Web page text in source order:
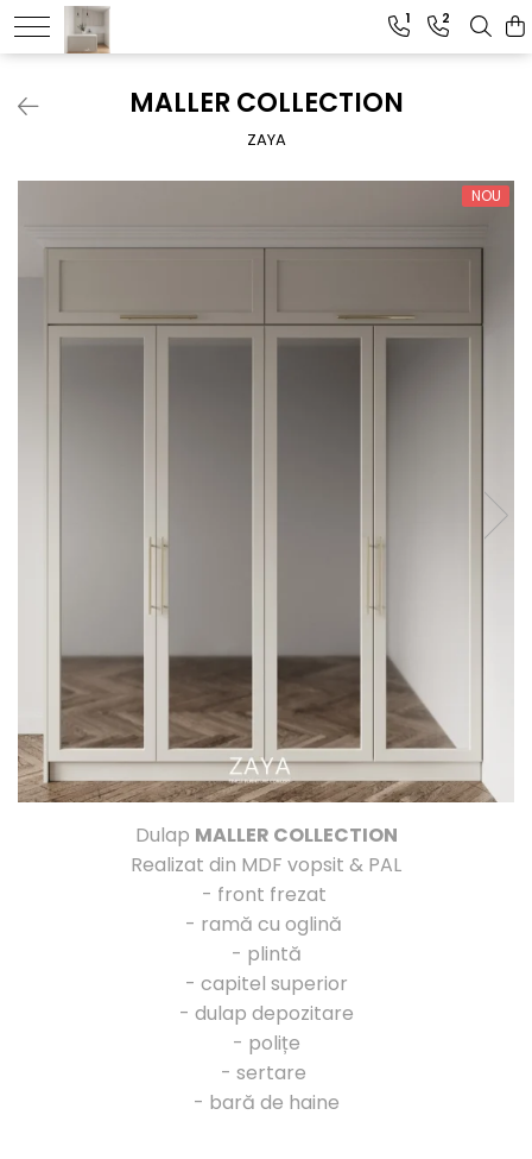
1 2
MALLER COLLECTION
ZAYA
NOU
Dulap MALLER COLLECTION
Realizat din MDF vopsit & PAL
- front frezat
- ramă cu oglină
- plintă
- capitel superior
- dulap depozitare
- polițe
- sertare
- bară de haine